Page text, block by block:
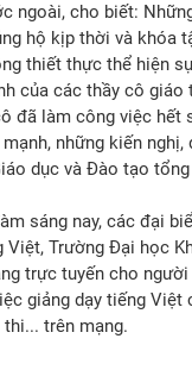
ngoài, cho biết:
hộ kịp thời và khóa
thiết thực thể hiện
của các thầy cô
đã làm công việc hết
những kiến
dục và Đào tạo
sáng nay, các đại
Trường Đại học
trực tuyến cho
giảng dạy tiếng
trên mạng.